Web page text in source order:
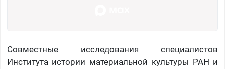
Совместные исследования специалистов
Института истории материальной культуры РАН и